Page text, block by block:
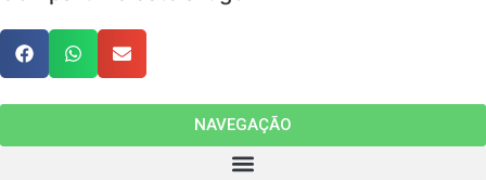
NAVEGAÇÃO